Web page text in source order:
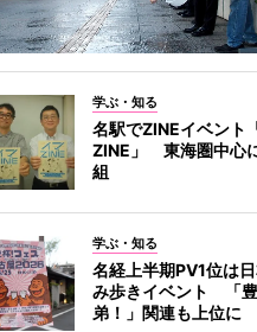
学ぶ・知る
名駅でZINEイベント
ZINE」 東海圏中心
組
学ぶ・知る
名経上半期PV1位は
み歩きイベント 「
弟！」関連も上位に